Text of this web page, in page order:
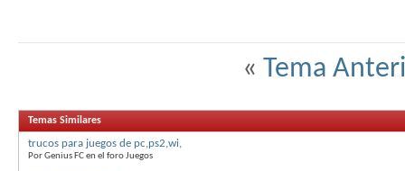
« Tema
Temas Similares
trucos para juegos de pc,ps2,wi,
Por Genius FC en el foro Juegos